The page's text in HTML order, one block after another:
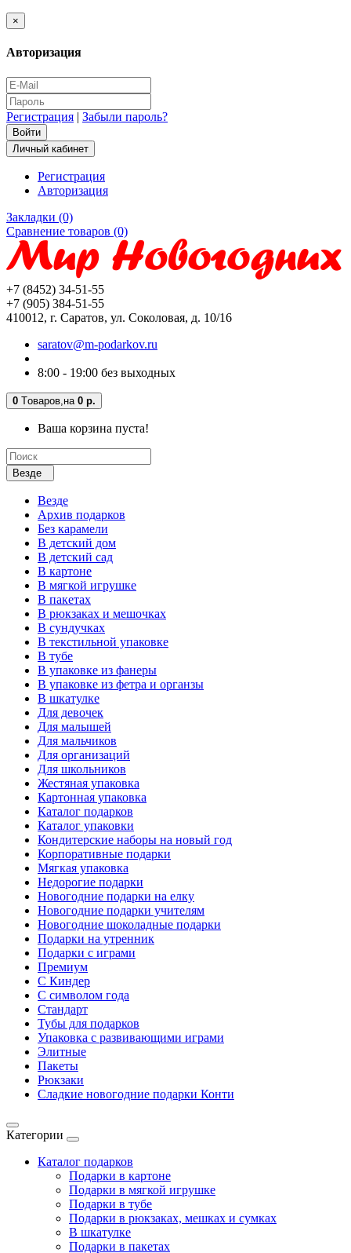
×
Авторизация
Регистрация | Забыли пароль?
Личный кабинет
Регистрация
Авторизация
Закладки (0)
Сравнение товаров (0)
+7 (8452) 34-51-55
+7 (905) 384-51-55
410012, г. Саратов, ул. Соколовая, д. 10/16
saratov@m-podarkov.ru
8:00 - 19:00 без выходных
0 Tоваров, на 0 р.
Ваша корзина пуста!
Везде
Везде
Архив подарков
Без карамели
В детский дом
В детский сад
В картоне
В мягкой игрушке
В пакетах
В рюкзаках и мешочках
В сундучках
В текстильной упаковке
В тубе
В упаковке из фанеры
В упаковке из фетра и органзы
В шкатулке
Для девочек
Для малышей
Для мальчиков
Для организаций
Для школьников
Жестяная упаковка
Картонная упаковка
Каталог подарков
Каталог упаковки
Кондитерские наборы на новый год
Корпоративные подарки
Мягкая упаковка
Недорогие подарки
Новогодние подарки на елку
Новогодние подарки учителям
Новогодние шоколадные подарки
Подарки на утренник
Подарки с играми
Премиум
С Киндер
С символом года
Стандарт
Тубы для подарков
Упаковка с развивающими играми
Элитные
Пакеты
Рюкзаки
Сладкие новогодние подарки Конти
Категории
Каталог подарков
Подарки в картоне
Подарки в мягкой игрушке
Подарки в тубе
Подарки в рюкзаках, мешках и сумках
В шкатулке
Подарки в пакетах